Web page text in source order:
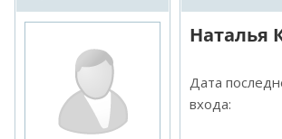
Наталья
Дата
входа: